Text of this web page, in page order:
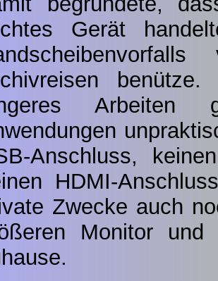
Gerät
Anschluss,
HDMI-
Zwecke auch
Monitor